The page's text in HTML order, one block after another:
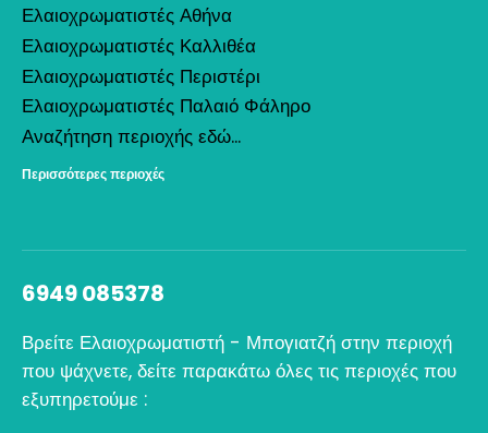
Ελαιοχρωματιστές Αθήνα
Ελαιοχρωματιστές Καλλιθέα
Ελαιοχρωματιστές Περιστέρι
Ελαιοχρωματιστές Παλαιό Φάληρο
Αναζήτηση περιοχής εδώ...
Περισσότερες περιοχές
6949 085378
Βρείτε Ελαιοχρωματιστή - Μπογιατζή στην περιοχή
που ψάχνετε, δείτε παρακάτω όλες τις περιοχές που
εξυπηρετούμε :